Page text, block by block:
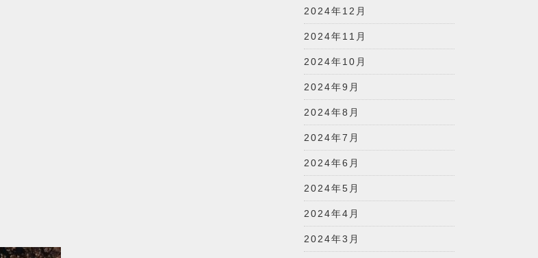
2024年12月
2024年11月
2024年10月
2024年9月
2024年8月
2024年7月
2024年6月
2024年5月
2024年4月
2024年3月